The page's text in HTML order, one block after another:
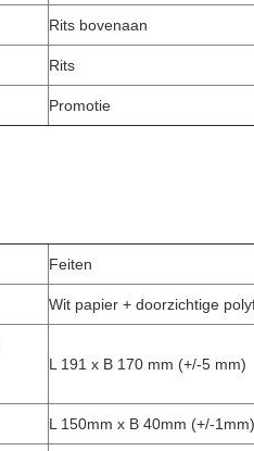
Rits bovenaan
Rits
Promotie
Feiten
Wit papier + doorzichtige
L 191 x B 170 mm (+/-5 mm)
L 150mm x B 40mm (+/-1mm)